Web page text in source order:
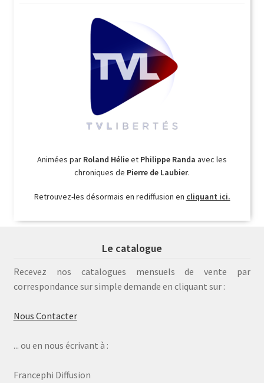
Animées par Roland Hélieet Philippe Randa avec les
chroniques de Pierre de Laubier.
Retrouvez-les désormais en rediffusion en cliquant ici.
Le catalogue
Recevez nos catalogues mensuels de vente par
correspondance sur simple demande en cliquant sur :
Nous Contacter
... ou en nous écrivant à :
Francephi Diffusion